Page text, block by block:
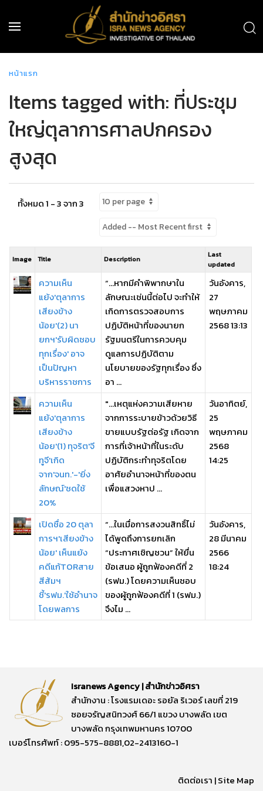
หน้าแรก
Items tagged with: ที่ประชุม
ใหญ่ตุลาการศาลปกครอง
สูงสุด
ทั้งหมด 1 - 3 จาก 3
Image Title Description
Last
updated
ความเห็น
แย้ง'ตุลาการ
เสียงข้าง
น้อย'(2) นา
ยกฯ'รับผิดชอบ
ทุกเรื่อง' อาจ
เป็นปัญหา
บริหารราชการ
“...หากมีคําพิพากษาใน
ลักษณะเช่นนี้ต่อไป จะทำให้
เกิดการตรวจสอบการ
ปฏิบัติหน้าที่ของนายก
รัฐมนตรีในการควบคุม
ดูแลการปฏิบัติตาม
นโยบายของรัฐทุกเรื่อง ซึ่ง
อา ...
วันอังคาร,
27
พฤษภาคม
2568 13:13
ความเห็น
แย้ง'ตุลาการ
เสียงข้าง
น้อย'(1) ทุจริต'จี
ทูจี'เกิด
จาก'จนท.'-'ยิ่ง
ลักษณ์'ชดใช้
20%
"...เหตุแห่งความเสียหาย
จากการระบายข้าวด้วยวิธี
ขายแบบรัฐต่อรัฐ เกิดจาก
การที่เจ้าหน้าที่ในระดับ
ปฏิบัติกระทำทุจริตโดย
อาศัยอำนาจหน้าที่ของตน
เพื่อแสวงหาป ...
วันอาทิตย์,
25
พฤษภาคม
2568
14:25
เปิดชื่อ 20 ตุลา
การฯ'เสียงข้าง
น้อย' เห็นแย้ง
คดีแก้TORสาย
สีส้มฯ
ชี้'รฟม.'ใช้อำนาจ
โดยพลการ
“…ในเมื่อการสงวนสิทธิ์ไม่
ได้พูดถึงการยกเลิก
“ประกาศเชิญชวน” ให้ยื่น
ข้อเสนอ ผู้ถูกฟ้องคดีที่ 2
(รฟม.) โดยความเห็นชอบ
ของผู้ถูกฟ้องคดีที่ 1 (รฟม.)
จึงไม ...
วันอังคาร,
28 มีนาคม
2566
18:24
Isranews Agency | สำนักข่าวอิศรา
สำนักงาน : โรงแรมเดอะ รอยัล ริเวอร์ เลขที่ 219
ซอยจรัญสนิทวงศ์ 66/1 แขวง บางพลัด เขต
บางพลัด กรุงเทพมหานคร 10700
เบอร์โทรศัพท์ : 095-575-8881,02-2413160-1
ติดต่อเรา |Site Map